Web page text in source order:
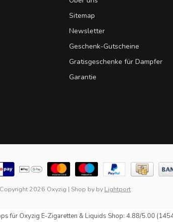
Sitemap
Newsletter
Geschenk-Gutscheine
Gratisgeschenke für Dampfer
Garantie
2026 Oxyzig | Shop by by Lightport
für Oxyzig E-Zigaretten & Liquids Shop: 4.88/5.00